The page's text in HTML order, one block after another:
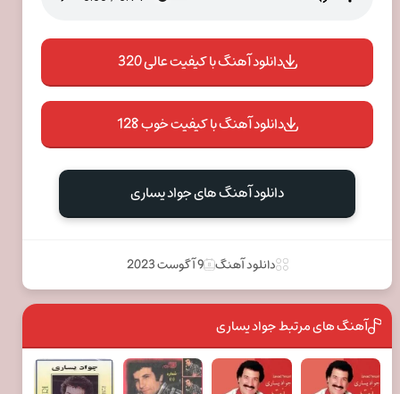
دانلود آهنگ با کیفیت عالی 320
دانلود آهنگ با کیفیت خوب 128
دانلود آهنگ های جواد يساری
دانلود آهنگ 9 آگوست 2023
آهنگ های مرتبط جواد يساری